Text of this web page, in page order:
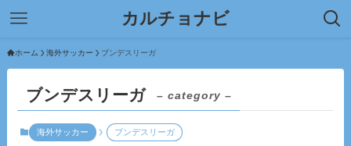
カルチョナビ
ホーム 海外サッカー ブンデスリーガ
ブンデスリーガ – category –
海外サッカー ブンデスリーガ